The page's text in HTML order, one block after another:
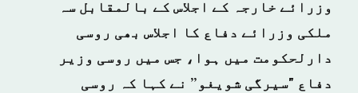
وزرائے خارجہ کے اجلاس کے بالمقابل سہ
ملکی وزرائے دفاع کا اجلاس بھی روسی
دارلحکومت میں ہوا، جس میں روسی وزیر
دفاع "سیرگی شویغو” نے کہا کہ روسی